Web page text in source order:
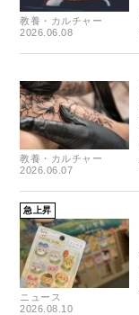
教養・カルチャー
2026.06.08
教養・カルチャー
2026.06.07
急上昇
ニュース
2026.08.10